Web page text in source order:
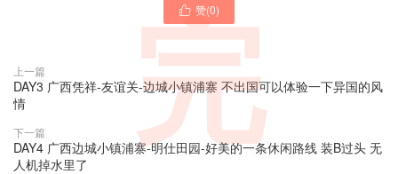
 赞(0)
上一篇
DAY3 广西凭祥-友谊关-边城小镇浦寨 不出国可以体验一下异国的风
情
下一篇
DAY4 广西边城小镇浦寨-明仕田园-好美的一条休闲路线 装B过头 无
人机掉水里了
完